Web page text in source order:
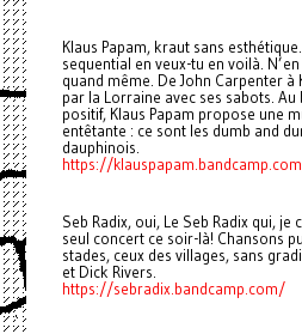
Klaus Papam, kraut sans
sequential en veux-tu en voilà.
quand même. De John Carpenter à
par la Lorraine avec ses sabots.
positif, Klaus Papam propose une
entêtante : ce sont les dumb and
dauphinois.
https://
Seb Radix, oui, Le Seb Radix qui,
seul concert ce soir-là! Chansons
stades, ceux des villages, sans
et Dick Rivers.
https://sebradix.bandcamp.com/